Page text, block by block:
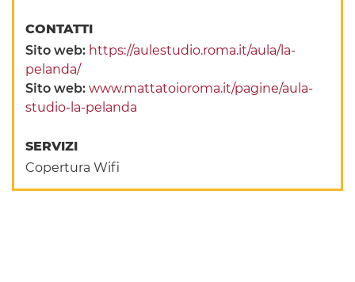
CONTATTI
Sito web: https://aulestudio.roma.it/aula/la-
pelanda/
Sito web:www.mattatoioroma.it/pagine/aula-
studio-la-pelanda
SERVIZI
Copertura Wifi